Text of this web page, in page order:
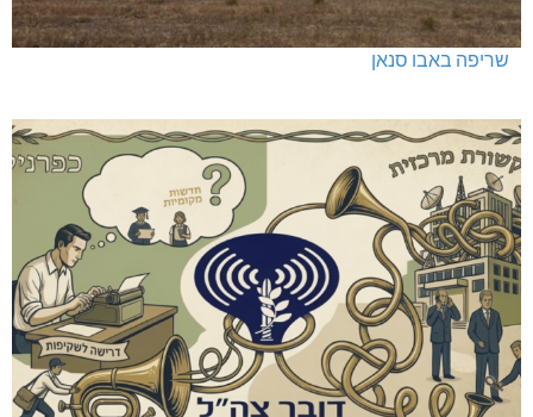
שריפה באבו סנאן